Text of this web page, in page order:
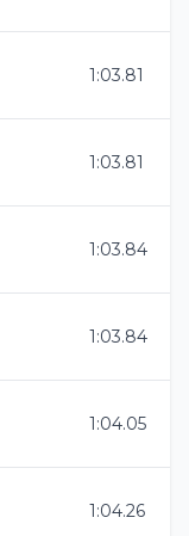
1:03.81
1:03.81
1:03.84
1:03.84
1:04.05
1:04.26